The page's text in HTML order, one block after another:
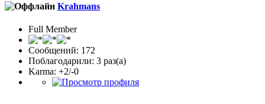
Krahmans
Full Member
Сообщений: 172
Поблагодарили: 3 раз(а)
Karma: +2/-0